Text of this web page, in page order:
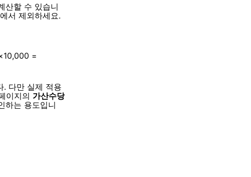
산할 수 있습니
서 제외하세요.
=
. 다만 실제 적용
이지의 가산수당
하는 용도입니